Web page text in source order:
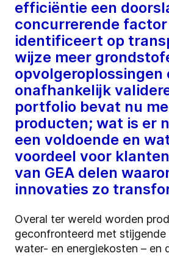
efficiëntie een
concurrerende factor
identificeert op
wijze meer
opvolgeroplossingen
onafhankelijk
portfolio bevat nu
producten; wat is er
een voldoende en
voordeel voor
van GEA delen
innovaties zo
Overal ter wereld worden
geconfronteerd met
water- en energiekosten – en